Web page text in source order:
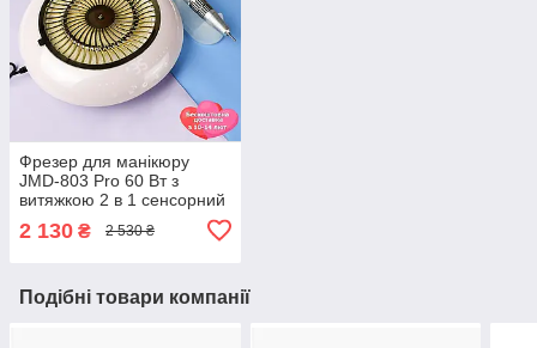
Фрезер для манікюру
JMD-803 Pro 60 Вт з
витяжкою 2 в 1 сенсорний
зняття гель лаку з
2 130 ₴ 2 530 ₴
Подібні товари компанії